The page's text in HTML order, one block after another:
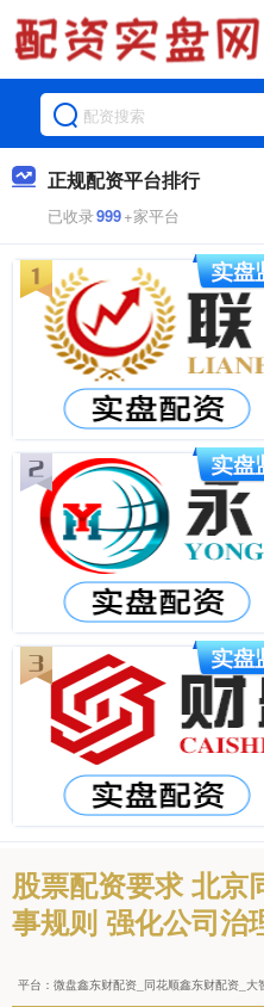
正规配资平台排行
已收录999+家平台
股票配资要求 北京
事规则 强化公司治
平台：微盘鑫东财配资_同花顺鑫东财配资_大